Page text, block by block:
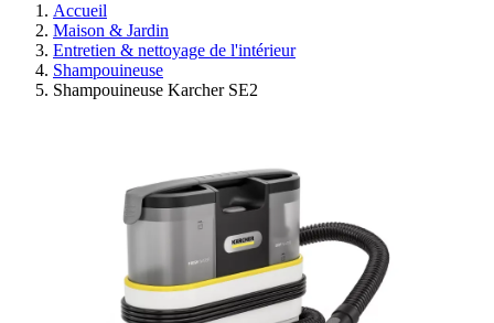
Accueil
Maison & Jardin
Entretien & nettoyage de l'intérieur
Shampouineuse
Shampouineuse Karcher SE2